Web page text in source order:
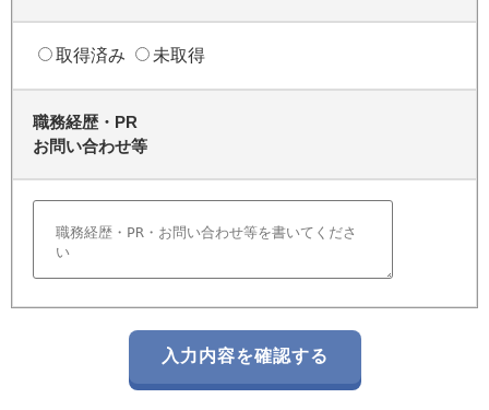
取得済み 未取得
職務経歴・PR
お問い合わせ等